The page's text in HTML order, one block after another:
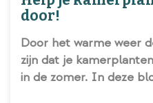
door!
Door het warme weer
zijn dat je
in de zomer. In deze